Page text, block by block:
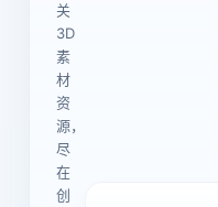
关
3D
素
材
资
源，
尽
在
创